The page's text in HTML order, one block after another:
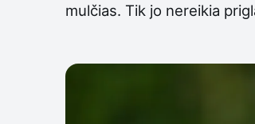
mulčias. Tik jo nereikia